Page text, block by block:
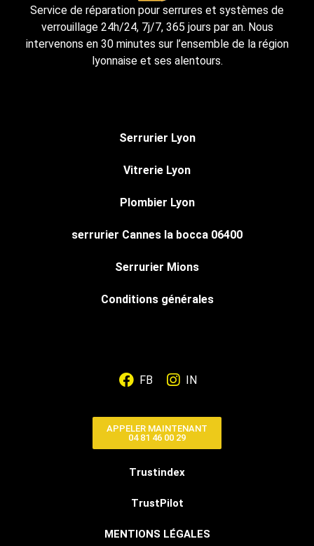
Service de réparation pour serrures et systèmes de
verrouillage 24h/24, 7j/7, 365 jours par an. Nous
intervenons en 30 minutes sur l’ensemble de la région
lyonnaise et ses alentours.
Serrurier Lyon
Vitrerie Lyon
Plombier Lyon
serrurier Cannes la bocca 06400
Serrurier Mions
Conditions générales
FB IN
APPELER MAINTENANT
04 81 46 00 29
Trustindex
TrustPilot
MENTIONS LÉGALES